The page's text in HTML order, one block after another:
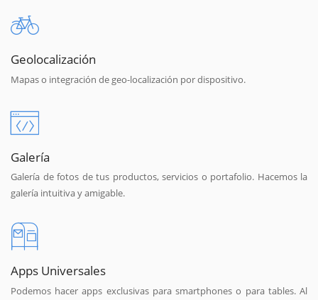
Geolocalización
Mapas o integración de geo-localización por dispositivo.
Galería
Galería de fotos de tus productos, servicios o portafolio. Hacemos la
galería intuitiva y amigable.
Apps Universales
Podemos hacer apps exclusivas para smartphones o para tables. Al